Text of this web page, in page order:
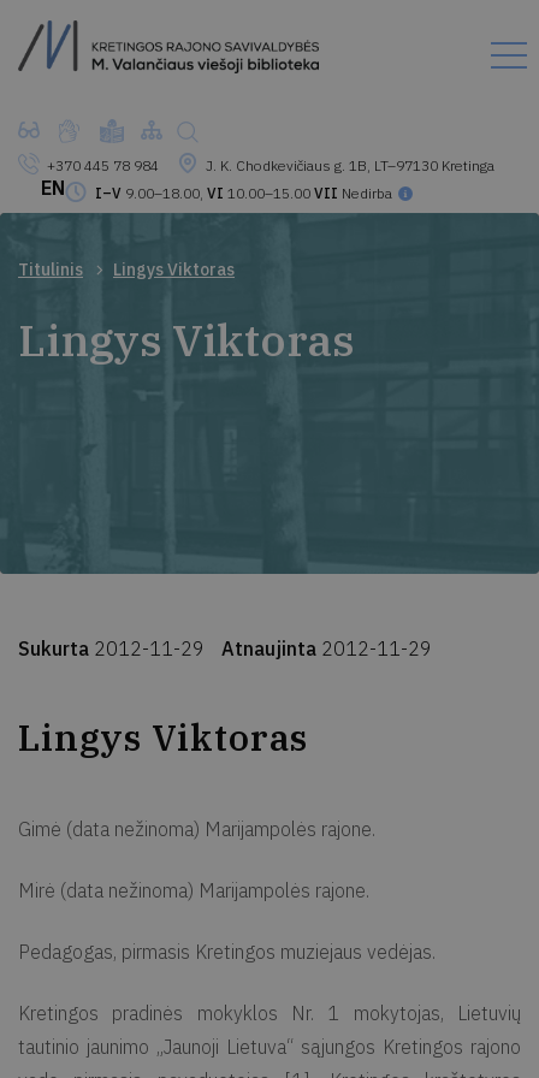
+370 445 78 984
J. K. Chodkevičiaus g. 1B, LT–97130 Kretinga
I–V 9.00–18.00, VI 10.00–15.00 VII Nedirba
EN
Titulinis Lingys Viktoras
Lingys Viktoras
Sukurta 2012-11-29 Atnaujinta 2012-11-29
Lingys Viktoras
Gimė (data nežinoma) Marijampolės rajone.
Mirė (data nežinoma) Marijampolės rajone.
Pedagogas, pirmasis Kretingos muziejaus vedėjas.
Kretingos pradinės mokyklos Nr. 1 mokytojas, Lietuvių
tautinio jaunimo „Jaunoji Lietuva“ sąjungos Kretingos rajono